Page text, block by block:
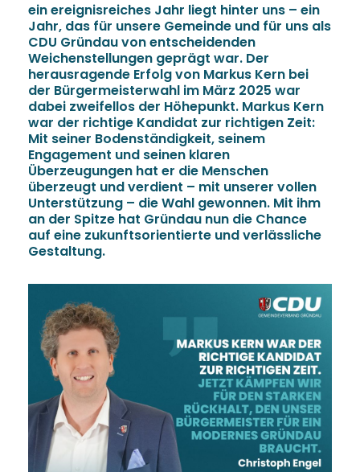
ein ereignisreiches Jahr liegt hinter uns – ein
Jahr, das für unsere Gemeinde und für uns als
CDU Gründau von entscheidenden
Weichenstellungen geprägt war. Der
herausragende Erfolg von Markus Kern bei
der Bürgermeisterwahl im März 2025 war
dabei zweifellos der Höhepunkt. Markus Kern
war der richtige Kandidat zur richtigen Zeit:
Mit seiner Bodenständigkeit, seinem
Engagement und seinen klaren
Überzeugungen hat er die Menschen
überzeugt und verdient – mit unserer vollen
Unterstützung – die Wahl gewonnen. Mit ihm
an der Spitze hat Gründau nun die Chance
auf eine zukunftsorientierte und verlässliche
Gestaltung.